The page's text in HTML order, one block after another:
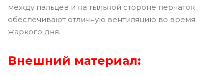
между пальцев и на тыльной стороне перчаток
обеспечивают отличную вентиляцию во время
жаркого дня.
Внешний материал: